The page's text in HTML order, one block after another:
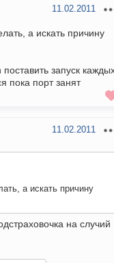
11.02.2011
а искать причину
запуск
пока порт занят
11.02.2011
а искать причину
на случий